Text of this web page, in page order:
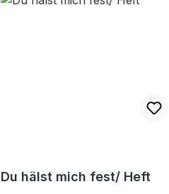
Du hälst mich fest/ Heft